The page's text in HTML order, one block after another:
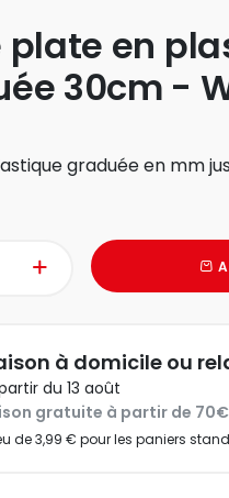
plate en
30cm -
graduée en mm
à domicile ou
partir du 13 août
gratuite à partir de
de 3,99 € pour les paniers